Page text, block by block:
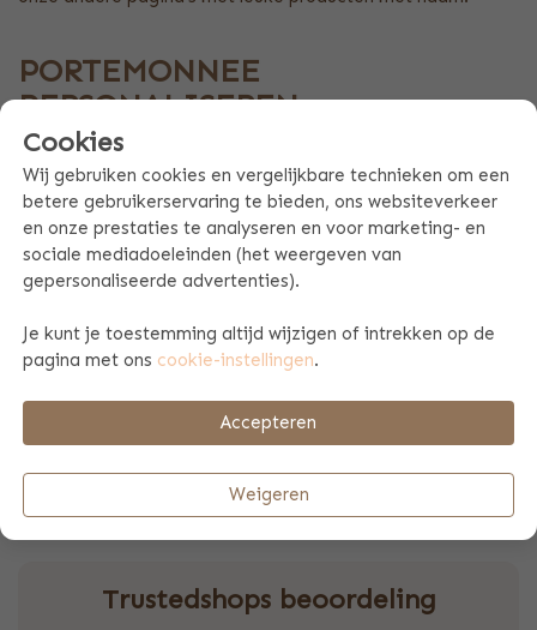
PORTEMONNEE
PERSONALISEREN
Wil jij ook een portemonnee personaliseren? Ga dan snel
aan de slag en kies je favoriete kleur portemonnee.
Vervolgens kies je jouw favoriete naamlogo en vul je de
tekst en/of naam in naar eigen wens. Tip: kinderen vinden
het vaak ook heel leuk om zelf mee te kunnen ontwerpen!
Ga dus snel aan de slag en ontwerp je eigen portemonnee
Producteigenschappen
Afmetingen: 12,5 x 8,5 cm
Aan de achterzijde vakje met rits voor kleingeld
Trustedshops beoordeling
Cookies
Wij gebruiken cookies en vergelijkbare technieken om een
betere gebruikerservaring te bieden, ons websiteverkeer
en onze prestaties te analyseren en voor marketing- en
sociale mediadoeleinden (het weergeven van
gepersonaliseerde advertenties).
Je kunt je toestemming altijd wijzigen of intrekken op de
pagina met ons cookie-instellingen.
Accepteren
Weigeren